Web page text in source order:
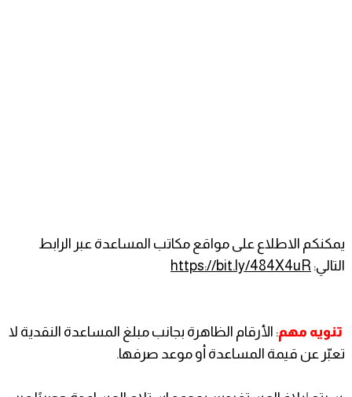
يمكنكم الاطلاع على مواقع مكاتب المساعدة عبر الرابط
التالي: https://bit.ly/484X4uR
تنويه مهم: الأرقام الظاهرة بجانب مبلغ المساعدة النقدية لا
تعبّر عن قيمة المساعدة أو موعد صرفها.